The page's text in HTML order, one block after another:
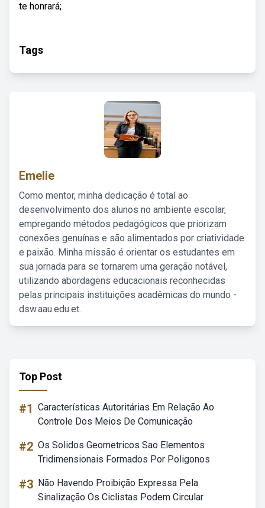
te honrará;
Tags
Emelie
Como mentor, minha dedicação é total ao
desenvolvimento dos alunos no ambiente escolar,
empregando métodos pedagógicos que priorizam
conexões genuínas e são alimentados por criatividade
e paixão. Minha missão é orientar os estudantes em
sua jornada para se tornarem uma geração notável,
utilizando abordagens educacionais reconhecidas
pelas principais instituições acadêmicas do mundo -
dsw.aau.edu.et.
Top Post
#1 Características Autoritárias Em Relação Ao
Controle Dos Meios De Comunicação
#2 Os Solidos Geometricos Sao Elementos
Tridimensionais Formados Por Poligonos
#3 Não Havendo Proibição Expressa Pela
Sinalização Os Ciclistas Podem Circular